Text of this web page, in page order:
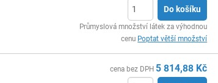
Do košíku
Průmyslová množství látek za výhodnou
cenu Poptat větší množství
cena bez DPH 5 814,88 Kč